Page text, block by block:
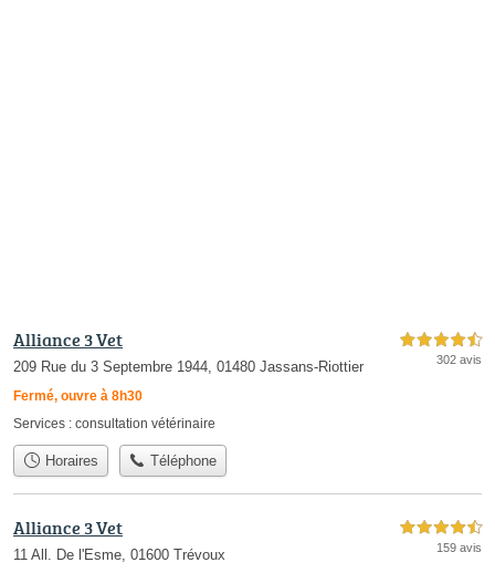
Alliance 3 Vet
209 Rue du 3 Septembre 1944, 01480 Jassans-Riottier
Fermé, ouvre à 8h30
4,5 étoiles sur 5
302 avis
Services : consultation vétérinaire
Horaires Téléphone
Alliance 3 Vet
11 All. De l'Esme, 01600 Trévoux
4,5 étoiles sur 5
159 avis